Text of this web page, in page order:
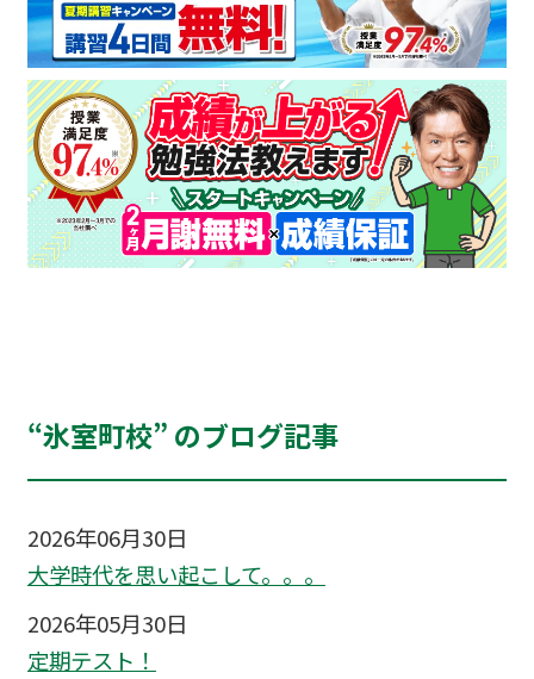
“氷室町校” のブログ記事
2026年06月30日
大学時代を思い起こして。。。
2026年05月30日
定期テスト！